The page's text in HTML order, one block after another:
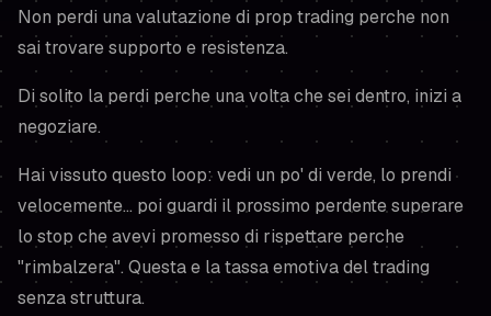
Non perdi una valutazione di prop trading perche non
sai trovare supporto e resistenza.
Di solito la perdi perche una volta che sei dentro, inizi a
negoziare.
Hai vissuto questo loop: vedi un po' di verde, lo prendi
velocemente... poi guardi il prossimo perdente superare
lo stop che avevi promesso di rispettare perche
"rimbalzera". Questa e la tassa emotiva del trading
senza struttura.